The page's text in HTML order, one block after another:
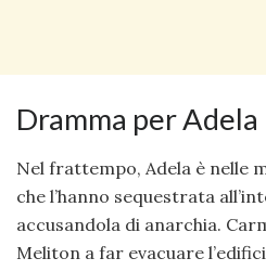
Dramma per Adela
Nel frattempo, Adela è nelle
che l’hanno sequestrata
accusandola di anarchia.
Meliton a far evacuare